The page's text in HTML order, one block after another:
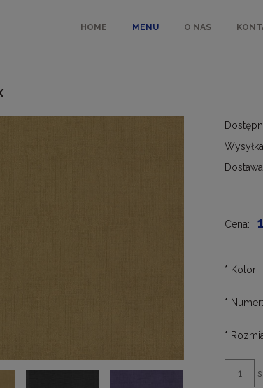
HOME MENU O NAS
Cena:
* Kolor:
* Numer:
*